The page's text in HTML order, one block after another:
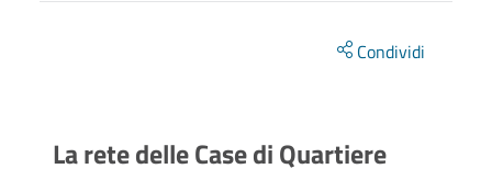
Condividi
La rete delle Case di Quartiere